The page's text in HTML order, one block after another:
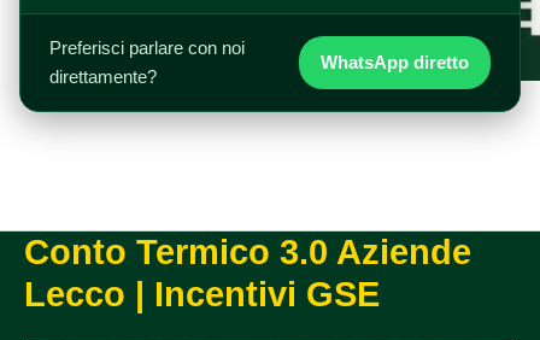
Preferisci parlare con noi
direttamente?
WhatsApp diretto
Conto Termico 3.0 Aziende
Lecco | Incentivi GSE